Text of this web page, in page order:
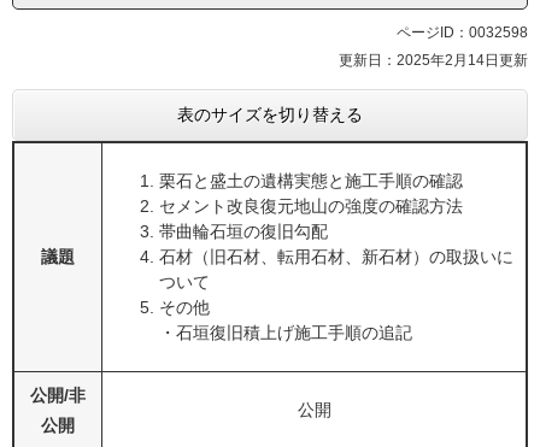
ページID：0032598
更新日：2025年2月14日更新
表のサイズを切り替える
議題
栗石と盛土の遺構実態と施工手順の確認
セメント改良復元地山の強度の確認方法
帯曲輪石垣の復旧勾配
石材（旧石材、転用石材、新石材）の取扱いに
ついて
その他
​・石垣復旧積上げ施工手順の追記
公開/非
公開
公開